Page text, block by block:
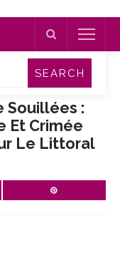
Souillées :
Et Crimée
Le Littoral